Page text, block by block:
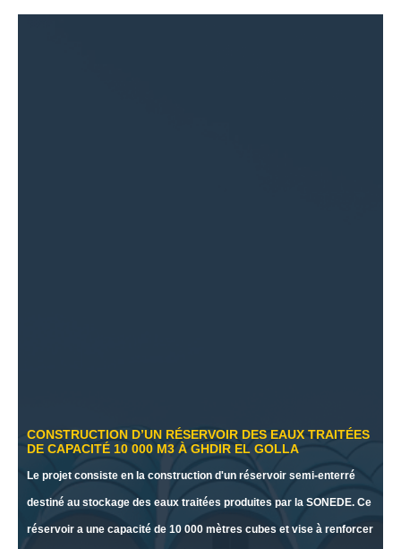
CONSTRUCTION D’UN RÉSERVOIR DES EAUX TRAITÉES
DE CAPACITÉ 10 000 M3 À GHDIR EL GOLLA
Le projet consiste en la construction d'un réservoir semi-enterré
destiné au stockage des eaux traitées produites par la SONEDE. Ce
réservoir a une capacité de 10 000 mètres cubes et vise à renforcer